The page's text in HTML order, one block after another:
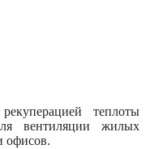
теплоты
вентиляции жилых
офисов.